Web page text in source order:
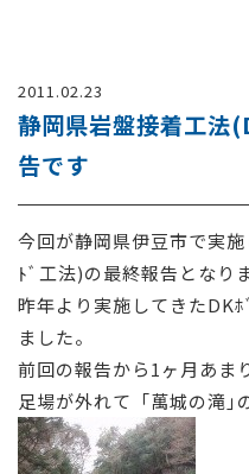
コンテンツ
お問い合わせ
2011.02.23
静岡県岩盤接着工法
告です
今回が静岡県伊豆市で実
ﾄﾞ工法)の最終報告となりま
昨年より実施してきたDK
ました。
前回の報告から1ヶ月あま
足場が外れて「萬城の滝｣